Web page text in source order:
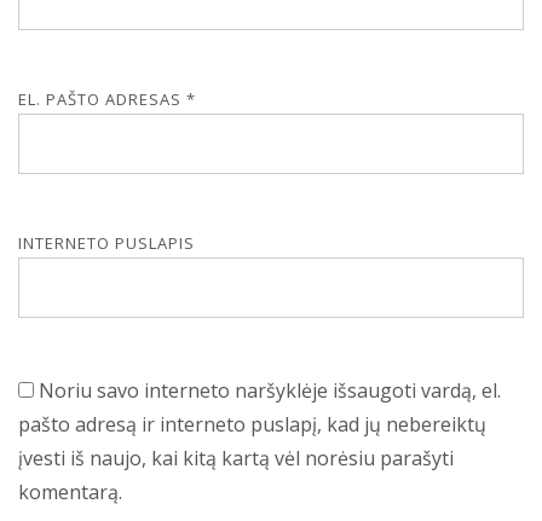
EL. PAŠTO ADRESAS *
INTERNETO PUSLAPIS
Noriu savo interneto naršyklėje išsaugoti vardą, el.
pašto adresą ir interneto puslapį, kad jų nebereiktų
įvesti iš naujo, kai kitą kartą vėl norėsiu parašyti
komentarą.